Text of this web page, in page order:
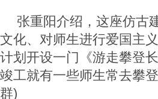
张重阳介绍，这座仿古
文化、对师生进行爱国主
计划开设一门《游走攀登
竣工就有一些师生常去攀
群)